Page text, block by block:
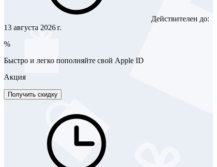
Действителен до:
13 августа 2026 г.
%
Быстро и легко пополняйте свой Apple ID
Акция
Получить скидку